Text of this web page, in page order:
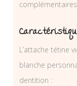
L’attache tétine
blanche
dentition :